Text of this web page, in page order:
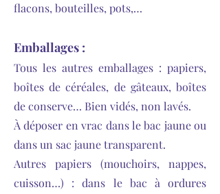
flacons, bouteilles, pots,…
Emballages :
Tous les autres emballages : papiers,
boîtes de céréales, de gâteaux, boîtes
de conserve… Bien vidés, non lavés.
À déposer en vrac dans le bac jaune ou
dans un sac jaune transparent.
Autres papiers (mouchoirs, nappes,
cuisson…) : dans le bac à ordures